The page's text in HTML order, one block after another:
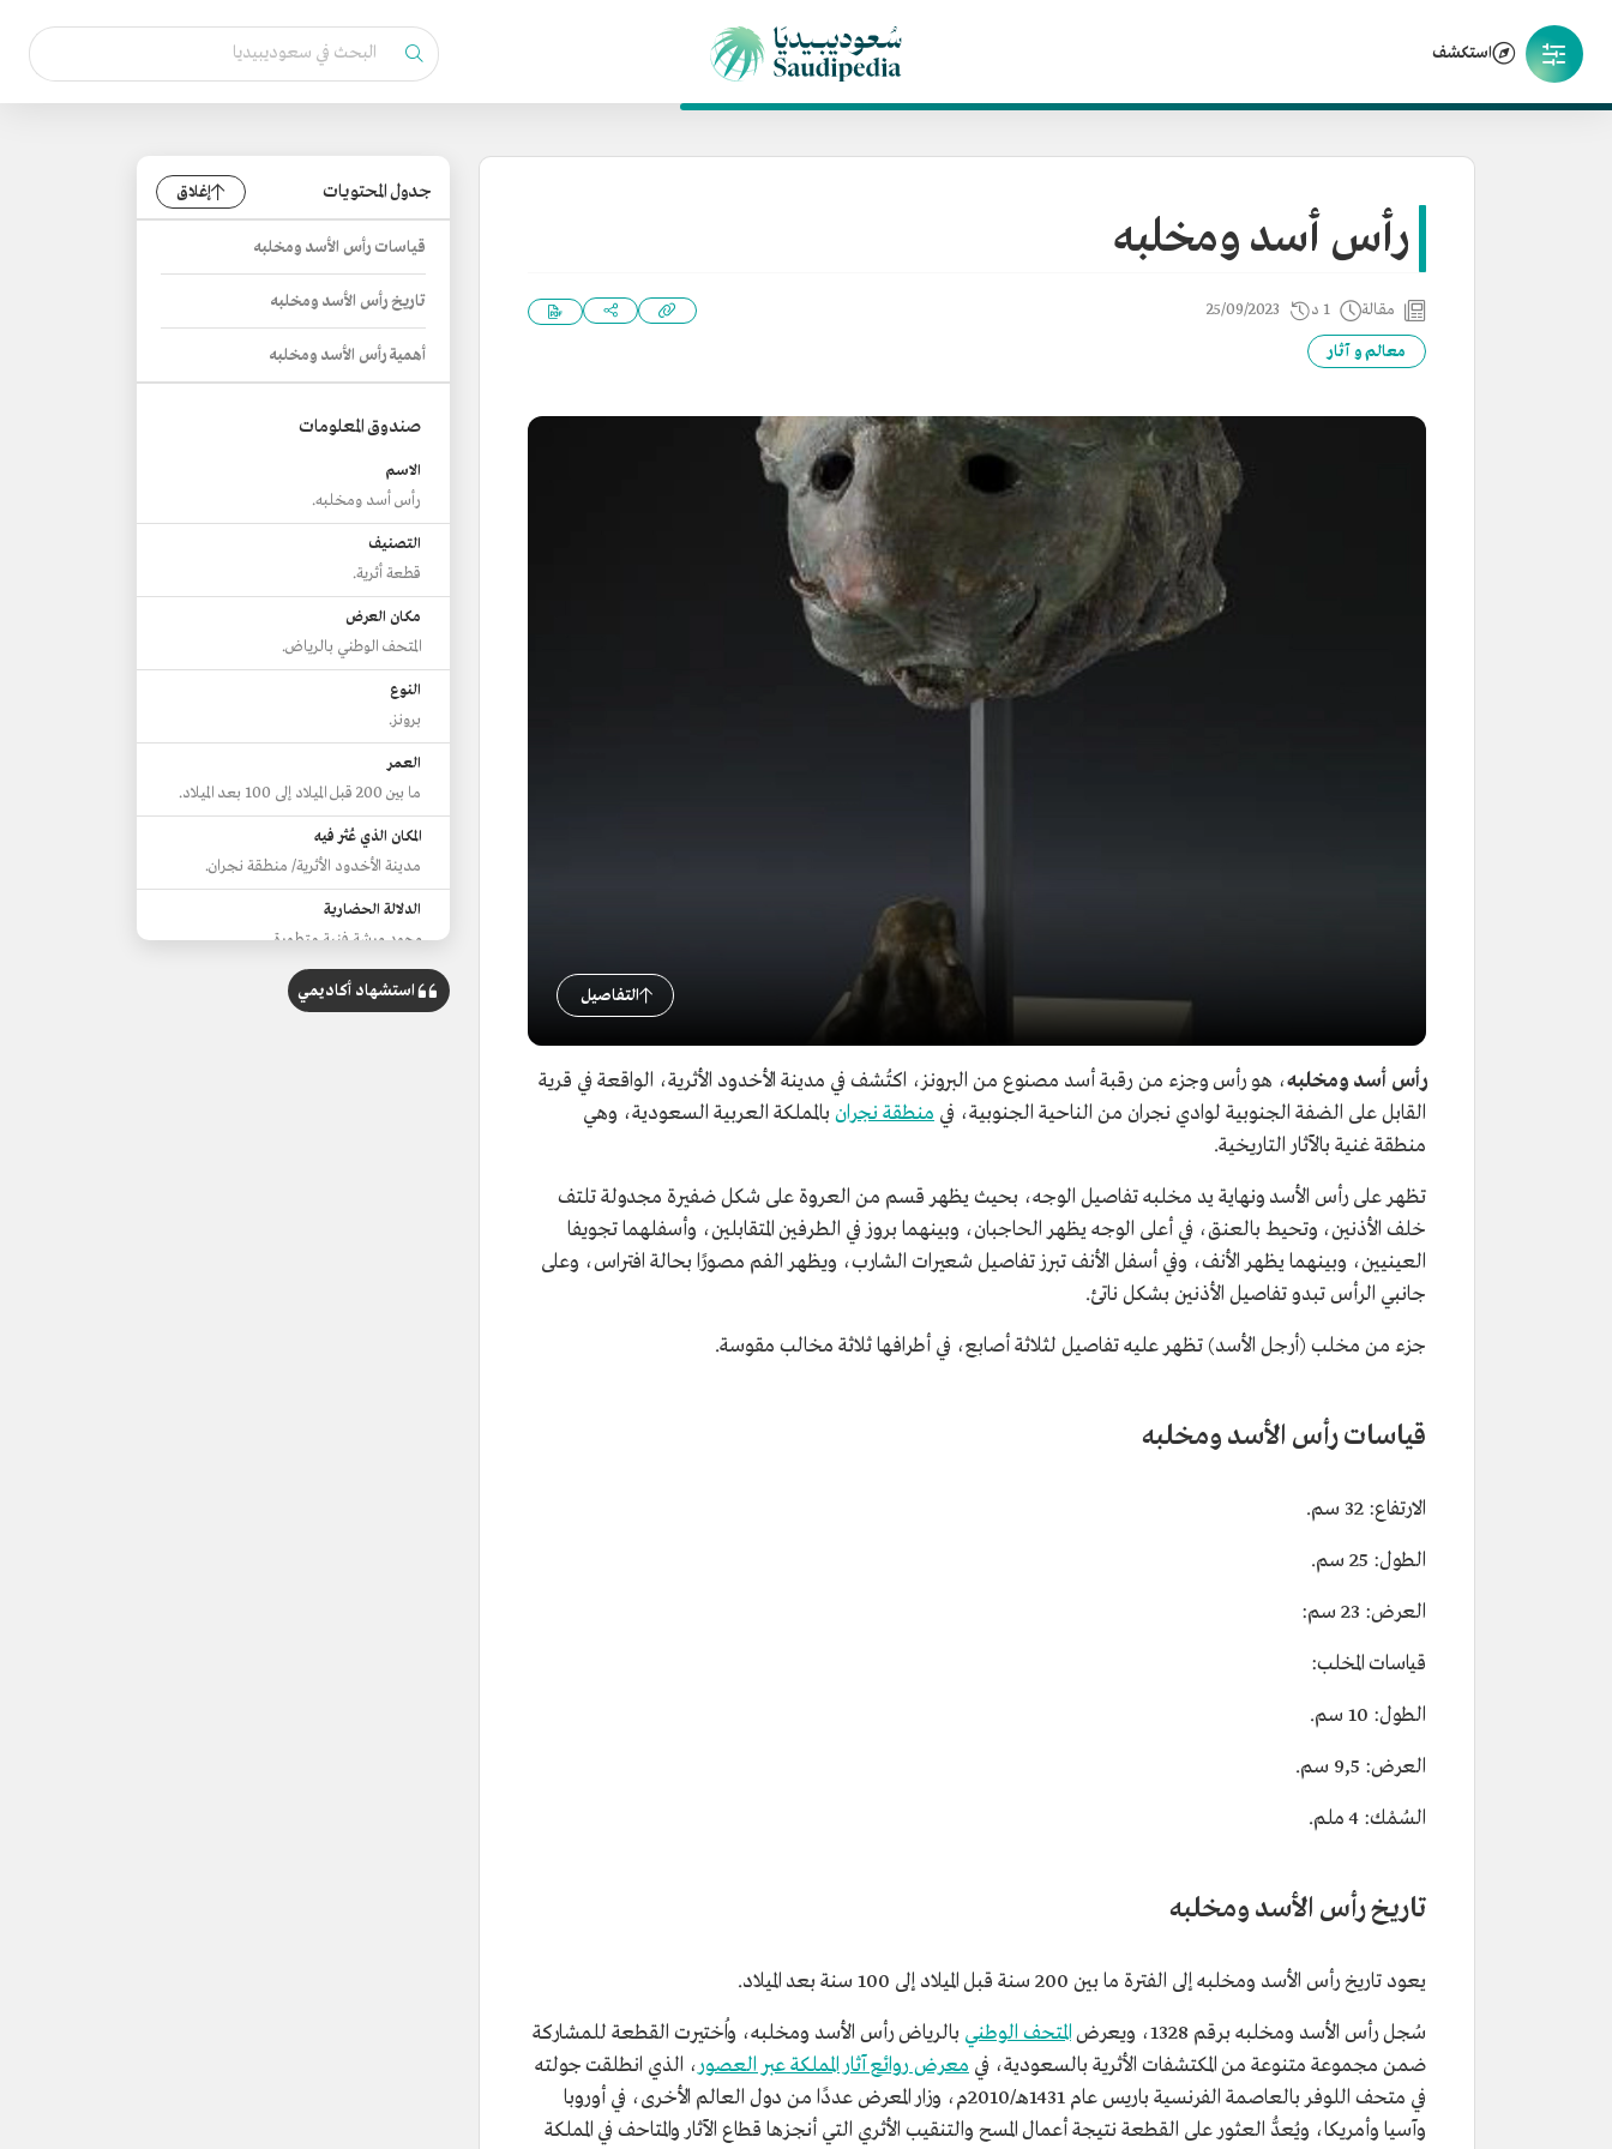
استكشف
رأس أسد ومخلبه
مقالة 1 د 25/09/2023
معالم و آثار
التفاصيل
رأس أسد ومخلبه، هو رأس وجزء من رقبة أسد مصنوع من البرونز، اكتُشف في مدينة الأخدود الأثرية، الواقعة في قرية
القابل على الضفة الجنوبية لوادي نجران من الناحية الجنوبية، في منطقة نجران بالمملكة العربية السعودية، وهي
منطقة غنية بالآثار التاريخية.
تظهر على رأس الأسد ونهاية يد مخلبه تفاصيل الوجه، بحيث يظهر قسم من العروة على شكل ضفيرة مجدولة تلتف
خلف الأذنين، وتحيط بالعنق، في أعلى الوجه يظهر الحاجبان، وبينهما بروز في الطرفين المتقابلين، وأسفلهما تجويفا
العينيين، وبينهما يظهر الأنف، وفي أسفل الأنف تبرز تفاصيل شعيرات الشارب، ويظهر الفم مصورًا بحالة افتراس، وعلى
جانبي الرأس تبدو تفاصيل الأذنين بشكل ناتئ.
جزء من مخلب (أرجل الأسد) تظهر عليه تفاصيل لثلاثة أصابع، في أطرافها ثلاثة مخالب مقوسة.
قياسات رأس الأسد ومخلبه
الارتفاع: 32 سم.
الطول: 25 سم.
العرض: 23 سم:
قياسات المخلب:
الطول: 10 سم.
العرض: 9,5 سم.
السُمْك: 4 ملم.
تاريخ رأس الأسد ومخلبه
يعود تاريخ رأس الأسد ومخلبه إلى الفترة ما بين 200 سنة قبل الميلاد إلى 100 سنة بعد الميلاد.
سُجل رأس الأسد ومخلبه برقم 1328، ويعرض المتحف الوطني بالرياض رأس الأسد ومخلبه، واُختيرت القطعة للمشاركة
ضمن مجموعة متنوعة من المكتشفات الأثرية بالسعودية، في معرض روائع آثار المملكة عبر العصور، الذي انطلقت جولته
في متحف اللوفر بالعاصمة الفرنسية باريس عام 1431هـ/2010م، وزار المعرض عددًا من دول العالم الأخرى، في أوروبا
وآسيا وأمريكا، ويُعدُّ العثور على القطعة نتيجة أعمال المسح والتنقيب الأثري التي أنجزها قطاع الآثار والمتاحف في المملكة
جدول المحتويات إغلاق
قياسات رأس الأسد ومخلبه
تاريخ رأس الأسد ومخلبه
أهمية رأس الأسد ومخلبه
صندوق المعلومات
الاسم
رأس أسد ومخلبه.
التصنيف
قطعة أثرية.
مكان العرض
المتحف الوطني بالرياض.
النوع
برونز.
العمر
ما بين 200 قبل الميلاد إلى 100 بعد الميلاد.
المكان الذي عُثر فيه
مدينة الأخدود الأثرية/ منطقة نجران.
الدلالة الحضارية
وجود ورشة فنية متطورة.
استشهاد أكاديمي